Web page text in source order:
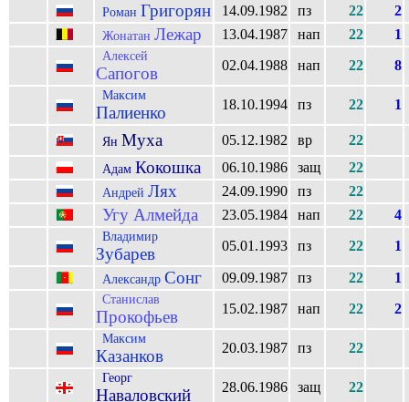
Роман Григорян 14.09.1982 пз 22 2
Жонатан Лежар 13.04.1987 нап 22 1
Алексей
Сапогов 02.04.1988 нап 22 8
Максим
Палиенко 18.10.1994 пз 22 1
Ян Муха 05.12.1982 вр 22
Адам Кокошка 06.10.1986 защ 22
Андрей Лях 24.09.1990 пз 22
Угу Алмейда 23.05.1984 нап 22 4
Владимир
Зубарев 05.01.1993 пз 22 1
Александр Сонг 09.09.1987 пз 22 1
Станислав
Прокофьев 15.02.1987 нап 22 2
Максим
Казанков 20.03.1987 пз 22
Георг
Наваловский 28.06.1986 защ 22